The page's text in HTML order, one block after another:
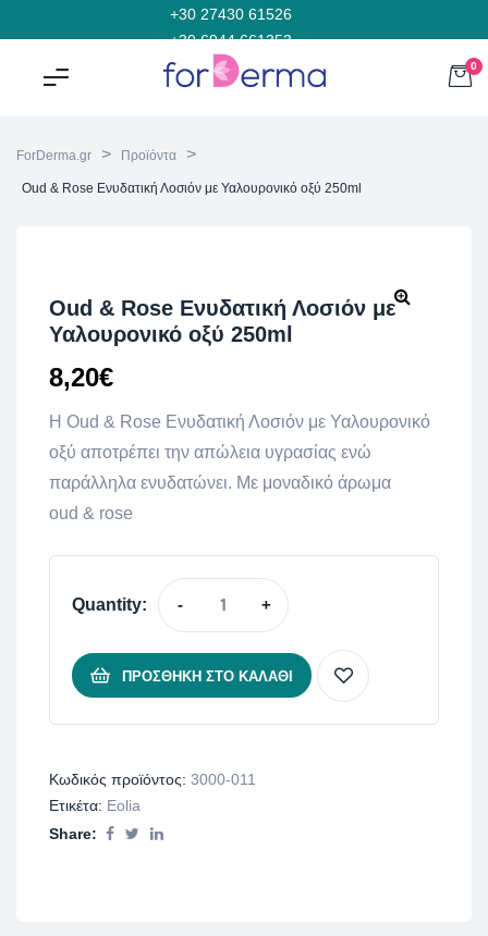
+30 27430 61526
+30 6944 661353
0
ForDerma.gr > Προϊόντα >
Oud & Rose Ενυδατική Λοσιόν με Υαλουρονικό οξύ 250ml
Oud & Rose Ενυδατική Λοσιόν με
Υαλουρονικό οξύ 250ml
8,20€
H Oud & Rose Ενυδατική Λοσιόν με Υαλουρονικό
οξύ αποτρέπει την απώλεια υγρασίας ενώ
παράλληλα ενυδατώνει. Με μοναδικό άρωμα
oud & rose
Quantity: - +
ΠΡΟΣΘΉΚΗ ΣΤΟ ΚΑΛΆΘΙ
Κωδικός προϊόντος: 3000-011
Ετικέτα: Eolia
Share: